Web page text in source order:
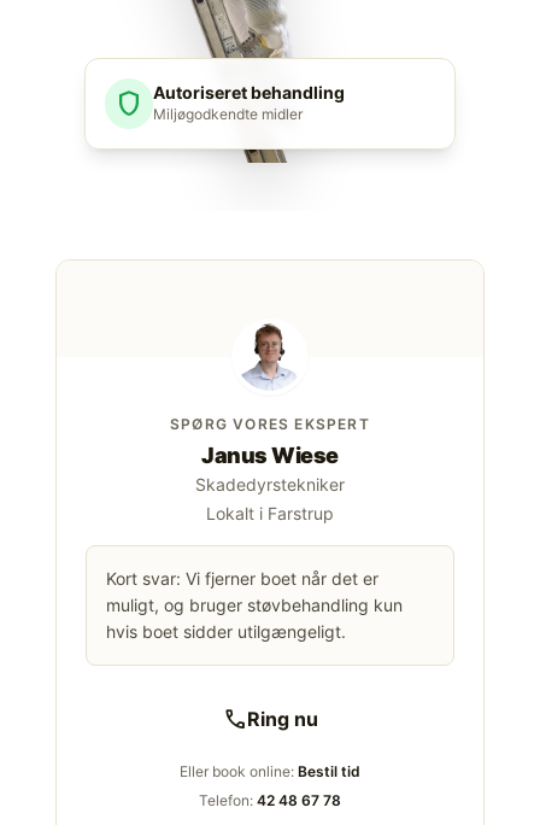
shield Autoriseret behandling
Miljøgodkendte midler
SPØRG VORES EKSPERT
Janus Wiese
Skadedyrstekniker
Lokalt i Farstrup
Kort svar: Vi fjerner boet når det er
muligt, og bruger støvbehandling kun
hvis boet sidder utilgængeligt.
callRing nu
Eller book online: Bestil tid
Telefon: 42 48 67 78